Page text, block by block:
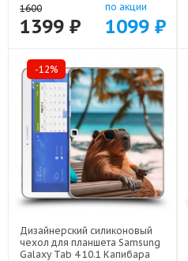
1600
1399 ₽
по акции
1099 ₽
-12%
Дизайнерский силиконовый
чехол для планшета Samsung
Galaxy Tab 4 10.1 Капибара